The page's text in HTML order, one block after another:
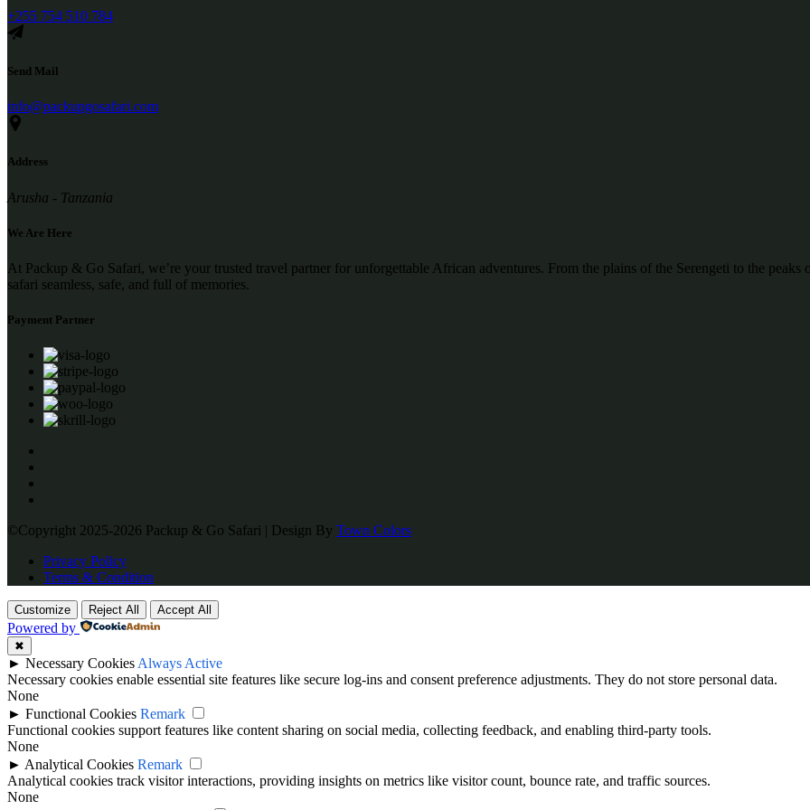
+255 754 510 784
Send Mail
info@packupgosafari.com
Address
Arusha - Tanzania
We Are Here
At Packup & Go Safari, we’re your trusted travel partner for unforgettable African adventures. From the plains of the Serengeti to the
safari seamless, safe, and full of memories.
Payment Partner
©Copyright 2025-2026 Packup & Go Safari | Design By Town Colors
Privacy Policy
Terms & Condition
Customize Reject All Accept All
Powered by
✖
► Necessary Cookies Always Active
Necessary cookies enable essential site features like secure log-ins and consent preference adjustments. They do not store personal data.
None
► Functional Cookies Remark
Functional cookies support features like content sharing on social media, collecting feedback, and enabling third-party tools.
None
► Analytical Cookies Remark
Analytical cookies track visitor interactions, providing insights on metrics like visitor count, bounce rate, and traffic sources.
None